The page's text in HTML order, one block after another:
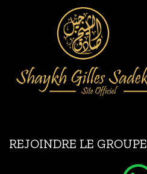
REJOINDRE LE GROUPE